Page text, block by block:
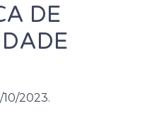
DE
10/2023.